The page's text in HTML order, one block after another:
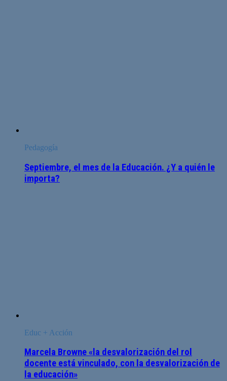
Pedagogía
Septiembre, el mes de la Educación. ¿Y a quién le
importa?
Educ + Acción
Marcela Browne «la desvalorización del rol
docente está vinculado, con la desvalorización de
la educación»